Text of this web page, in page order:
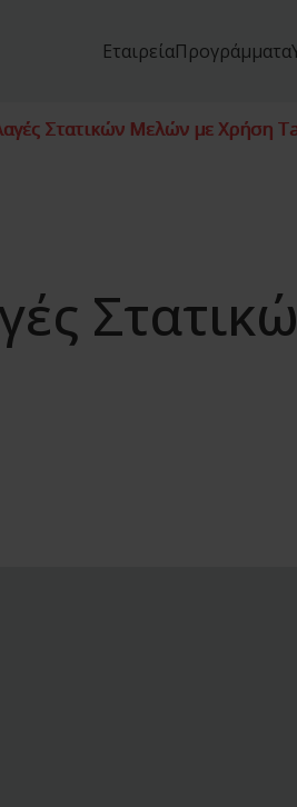
ΕταιρείαΠρογράμματα
Στατικών Μελών με Χρήση